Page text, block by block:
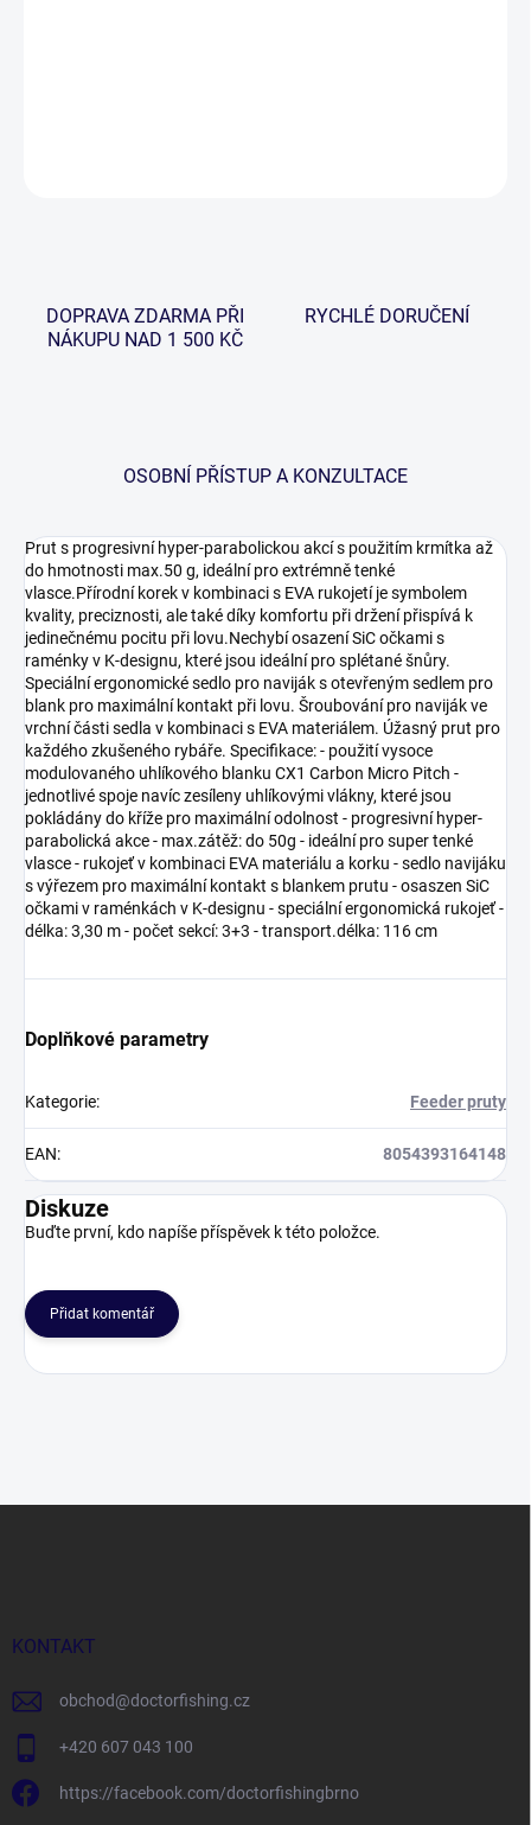
DOPRAVA ZDARMA PŘI
NÁKUPU NAD 1 500 KČ
RYCHLÉ DORUČENÍ
OSOBNÍ PŘÍSTUP A KONZULTACE
Prut s progresivní hyper-parabolickou akcí s použitím krmítka až
do hmotnosti max.50 g, ideální pro extrémně tenké
vlasce.Přírodní korek v kombinaci s EVA rukojetí je symbolem
kvality, preciznosti, ale také díky komfortu při držení přispívá k
jedinečnému pocitu při lovu.Nechybí osazení SiC očkami s
raménky v K-designu, které jsou ideální pro splétané šnůry.
Speciální ergonomické sedlo pro naviják s otevřeným sedlem pro
blank pro maximální kontakt při lovu. Šroubování pro naviják ve
vrchní části sedla v kombinaci s EVA materiálem. Úžasný prut pro
každého zkušeného rybáře. Specifikace: - použití vysoce
modulovaného uhlíkového blanku CX1 Carbon Micro Pitch -
jednotlivé spoje navíc zesíleny uhlíkovými vlákny, které jsou
pokládány do kříže pro maximální odolnost - progresivní hyper-
parabolická akce - max.zátěž: do 50g - ideální pro super tenké
vlasce - rukojeť v kombinaci EVA materiálu a korku - sedlo navijáku
s výřezem pro maximální kontakt s blankem prutu - osaszen SiC
očkami v raménkách v K-designu - speciální ergonomická rukojeť -
délka: 3,30 m - počet sekcí: 3+3 - transport.délka: 116 cm
Doplňkové parametry
Kategorie: Feeder pruty
EAN: 8054393164148
Diskuze
Buďte první, kdo napíše příspěvek k této položce.
Přidat komentář
KONTAKT
obchod@doctorfishing.cz
+420 607 043 100
https://facebook.com/doctorfishingbrno